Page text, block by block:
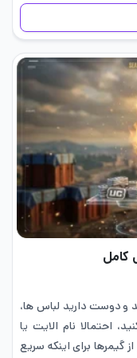
کامل
و دوست دارید لباس ها،
احتمالا نام الایت یا
گیمرها برای اینکه سریع